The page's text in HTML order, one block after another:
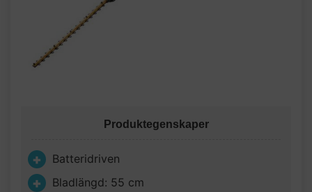
Produktegenskaper
Batteridriven
Bladlängd: 55 cm